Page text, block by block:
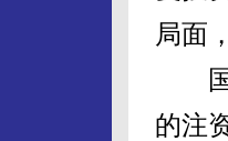
局面
国
的注